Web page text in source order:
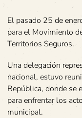
El pasado 25 de
para el Movimiento
Territorios Seguros.
Una delegación
nacional, estuvo
República, donde se
para enfrentar los
municipal.